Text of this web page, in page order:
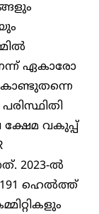
ഏകാരോ​
വകുപ്പ്
2023-ൽ
191 ഹെൽത്ത്